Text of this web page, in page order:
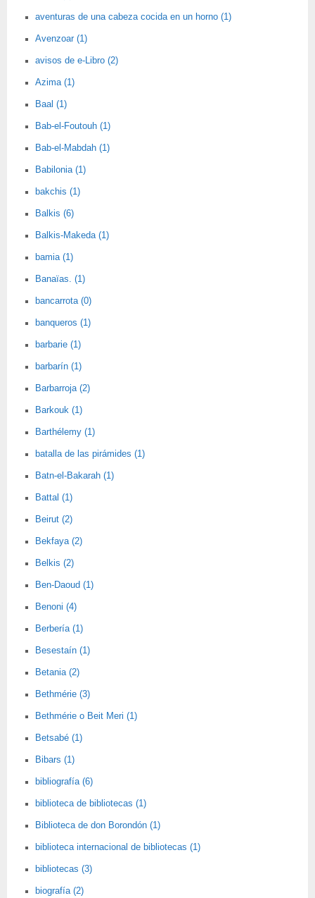
aventuras de una cabeza cocida en un horno (1)
Avenzoar (1)
avisos de e-Libro (2)
Azima (1)
Baal (1)
Bab-el-Foutouh (1)
Bab-el-Mabdah (1)
Babilonia (1)
bakchis (1)
Balkis (6)
Balkis-Makeda (1)
bamia (1)
Banaïas. (1)
bancarrota (0)
banqueros (1)
barbarie (1)
barbarín (1)
Barbarroja (2)
Barkouk (1)
Barthélemy (1)
batalla de las pirámides (1)
Batn-el-Bakarah (1)
Battal (1)
Beirut (2)
Bekfaya (2)
Belkis (2)
Ben-Daoud (1)
Benoni (4)
Berbería (1)
Besestaín (1)
Betania (2)
Bethmérie (3)
Bethmérie o Beit Meri (1)
Betsabé (1)
Bibars (1)
bibliografía (6)
biblioteca de bibliotecas (1)
Biblioteca de don Borondón (1)
biblioteca internacional de bibliotecas (1)
bibliotecas (3)
biografía (2)